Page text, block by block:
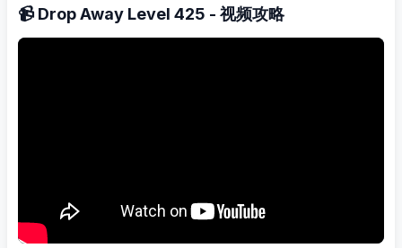
📹 Drop Away Level 425 - 视频攻略